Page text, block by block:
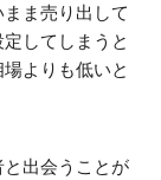
ま売り出して
してしまうと
よりも低いと
出会うことが